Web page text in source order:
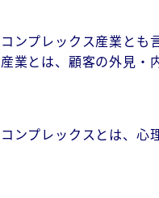
ンプレックス産業とも
業とは、顧客の外見・
ンプレックスとは、